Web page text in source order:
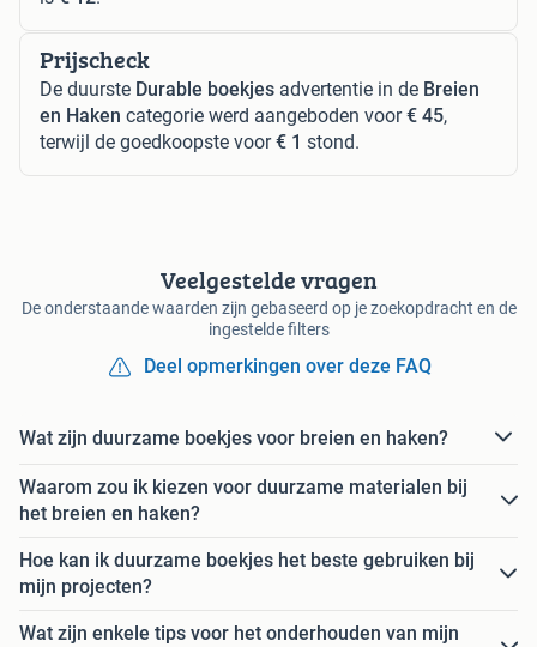
Prijscheck
De duurste Durable boekjes advertentie in de Breien
en Haken categorie werd aangeboden voor€ 45,
terwijl de goedkoopste voor€ 1 stond.
Veelgestelde vragen
De onderstaande waarden zijn gebaseerd op je zoekopdracht en de
ingestelde filters
Deel opmerkingen over deze FAQ
Wat zijn duurzame boekjes voor breien en haken?
Waarom zou ik kiezen voor duurzame materialen bij
het breien en haken?
Hoe kan ik duurzame boekjes het beste gebruiken bij
mijn projecten?
Wat zijn enkele tips voor het onderhouden van mijn